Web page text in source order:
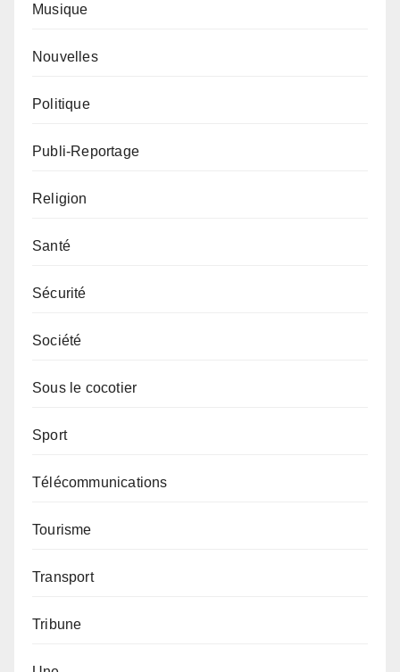
Musique
Nouvelles
Politique
Publi-Reportage
Religion
Santé
Sécurité
Société
Sous le cocotier
Sport
Télécommunications
Tourisme
Transport
Tribune